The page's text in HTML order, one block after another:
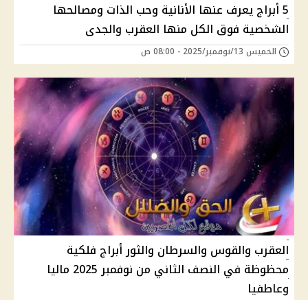
5 أبراج يعرف عنها الأنانية وحب الذات ومصالحها
الشخصية فوق الكل منها العقرب والجدى
الخميس 13/نوفمبر/2025 - 08:00 ص
العقرب والقوس والسرطان والثور أبراج فلكية
محظوظة في النصف الثاني من نوفمبر 2025 ماليا
وعاطفيا